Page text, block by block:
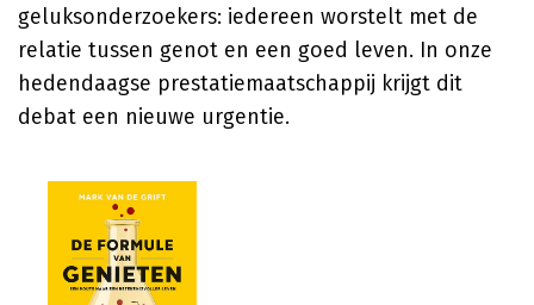
geluksonderzoekers: iedereen worstelt met de
relatie tussen genot en een goed leven. In onze
hedendaagse prestatiemaatschappij krijgt dit
debat een nieuwe urgentie.